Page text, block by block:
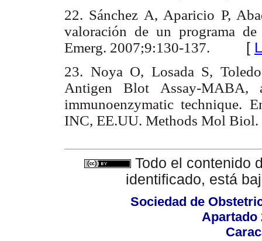
22. Sánchez A, Aparicio P,
valoración de un programa
Emerg. 2007;9:130-137.
[
23. Noya O, Losada S,
Antigen Blot Assay-MABA,
immunoenzymatic technique.
INC, EE.UU. Methods Mol
Todo el contenido
identificado, está
Sociedad de
Apartado